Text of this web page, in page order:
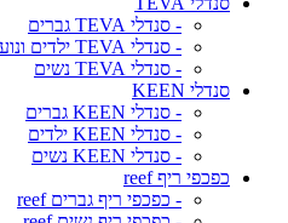
- סנדלי TEVA גברים
- סנדלי TEVA ילדים ונוער
- סנדלי TEVA נשים
סנדלי KEEN
- סנדלי KEEN גברים
- סנדלי KEEN ילדים
- סנדלי KEEN נשים
כפכפי ריף reef
- כפכפי ריף גברים reef